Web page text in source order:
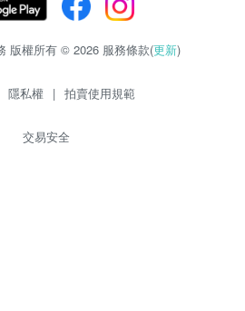
版權所有 © 2026 服務條款(更新)
隱私權 | 拍賣使用規範
交易安全